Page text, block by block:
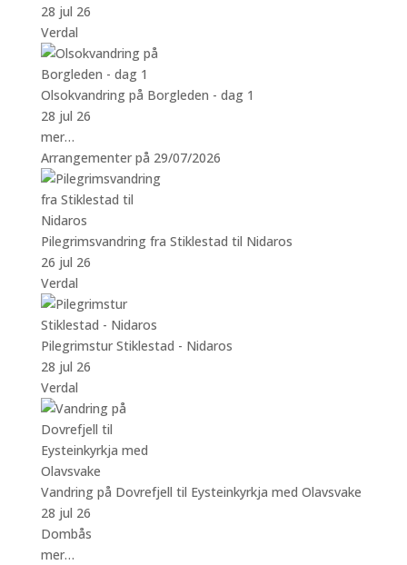
28 jul 26
Verdal
Olsokvandring på Borgleden - dag 1
28 jul 26
mer…
Arrangementer på 29/07/2026
Pilegrimsvandring fra Stiklestad til Nidaros
26 jul 26
Verdal
Pilegrimstur Stiklestad - Nidaros
28 jul 26
Verdal
Vandring på Dovrefjell til Eysteinkyrkja med Olavsvake
28 jul 26
Dombås
mer…